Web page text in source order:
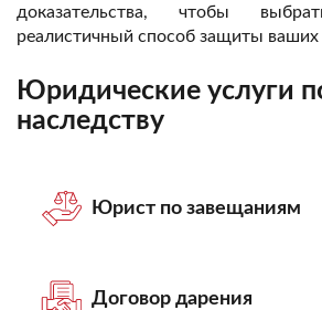
доказательства, чтобы
реалистичный способ защиты ваших
Юридические услуги
наследству
Юрист по завещаниям
Договор дарения